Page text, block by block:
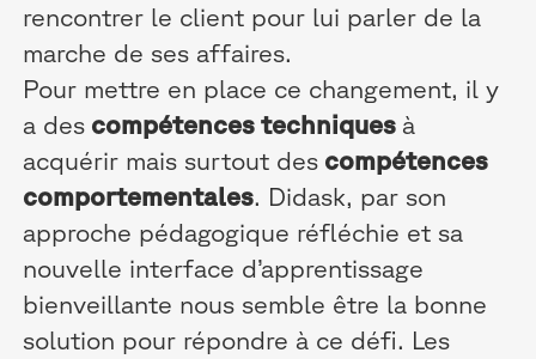
rencontrer le client pour lui parler de la
marche de ses affaires.
Pour mettre en place ce changement, il y
a des compétences techniques à
acquérir mais surtout des compétences
comportementales. Didask, par son
approche pédagogique réfléchie et sa
nouvelle interface d’apprentissage
bienveillante nous semble être la bonne
solution pour répondre à ce défi. Les